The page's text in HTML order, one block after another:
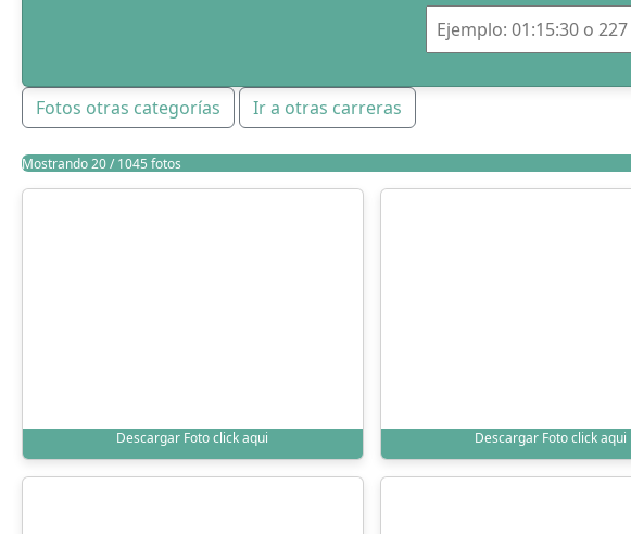
Fotos otras categorías Ir a otras carreras
Mostrando 20 / 1045 fotos
Descargar Foto click aqui Descargar Foto click aqui